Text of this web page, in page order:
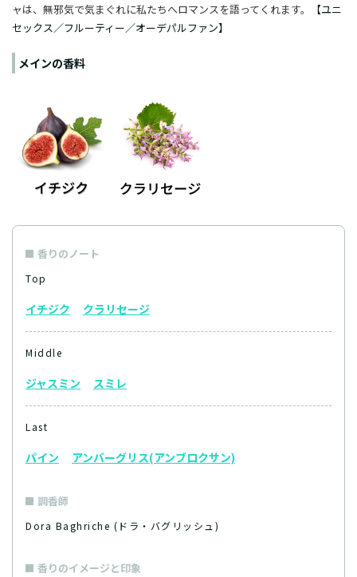
ャは、無邪気で気まぐれに私たちへロマンスを語ってくれます。
【ユニ
セックス／フルーティー／オーデパルファン】
メインの香料
香りのノート
Top
イチジク クラリセージ
Middle
ジャスミン スミレ
Last
パイン アンバーグリス(アンブロクサン)
調香師
Dora Baghriche (ドラ・バグリッシュ)
香りのイメージと印象